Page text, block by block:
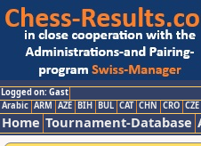
Logged on: Gast
Arabic ARM AZE BIH BUL CAT CHN CRO CZE
Home Tournament-Database